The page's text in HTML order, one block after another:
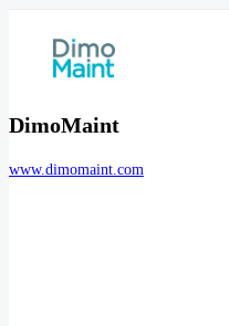
DimoMaint
www.dimomaint.com